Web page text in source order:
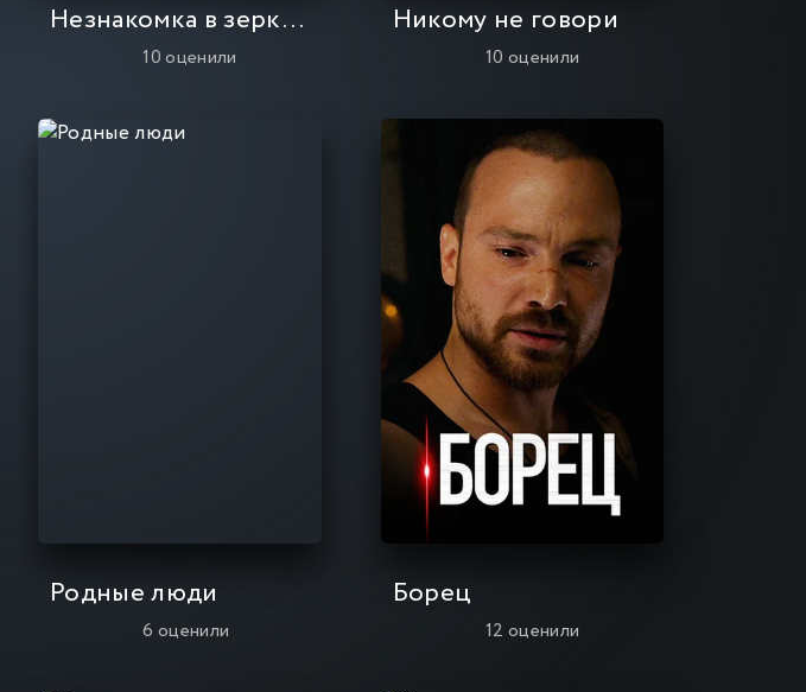
Незнакомка в зеркале
10оценили
Никому не говори
10 оценили
Родные люди
6 оценили
Борец
12 оценили